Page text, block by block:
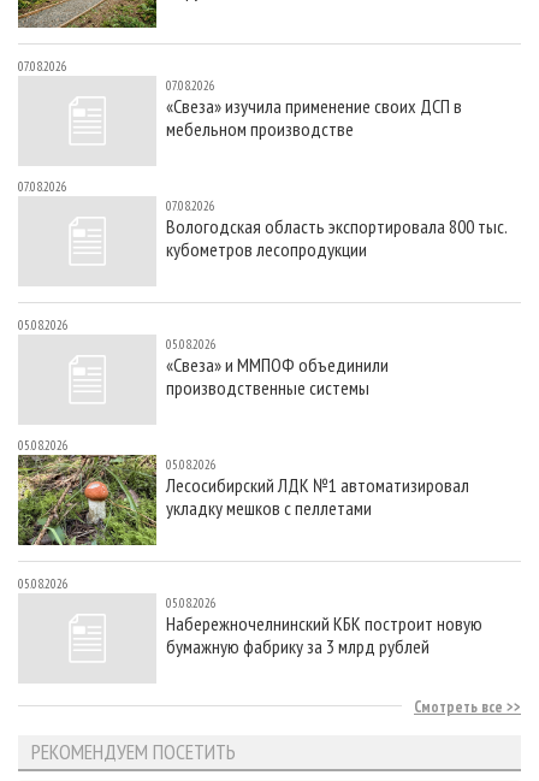
07.08.2026
07.08.2026
«Свеза» изучила применение своих ДСП в
мебельном производстве
07.08.2026
07.08.2026
Вологодская область экспортировала 800 тыс.
кубометров лесопродукции
05.08.2026
05.08.2026
«Свеза» и ММПОФ объединили
производственные системы
05.08.2026
05.08.2026
Лесосибирский ЛДК №1 автоматизировал
укладку мешков с пеллетами
05.08.2026
05.08.2026
Набережночелнинский КБК построит новую
бумажную фабрику за 3 млрд рублей
Смотреть все
РЕКОМЕНДУЕМ ПОСЕТИТЬ